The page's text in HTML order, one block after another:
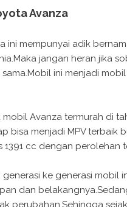
Avanza
ini mempunyai adik
jangan heran jika
sama.Mobil ini menjadi
mobil Avanza termurah di
bisa menjadi MPV terbaik
1391 cc dengan perolehan
generasi ke generasi mobil
dan
perubahan.Sehingga